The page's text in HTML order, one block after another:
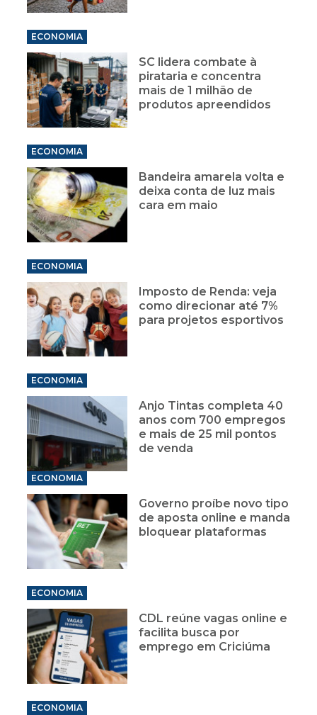
ECONOMIA
SC lidera combate à
pirataria e concentra
mais de 1 milhão de
produtos apreendidos
ECONOMIA
Bandeira amarela volta e
deixa conta de luz mais
cara em maio
ECONOMIA
Imposto de Renda: veja
como direcionar até 7%
para projetos esportivos
ECONOMIA
Anjo Tintas completa 40
anos com 700 empregos
e mais de 25 mil pontos
de venda
ECONOMIA
Governo proíbe novo tipo
de aposta online e manda
bloquear plataformas
ECONOMIA
CDL reúne vagas online e
facilita busca por
emprego em Criciúma
ECONOMIA